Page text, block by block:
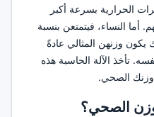
الحرارية بسرعة أكبر
أما النساء، فيتمتعن بنسبة
وزنهن المثالي عادةً
تأخذ الآلة الحاسبة هذه
وزنك الصحي.
الصحي؟